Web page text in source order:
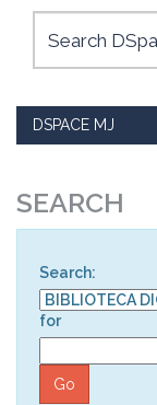
DSPACE MJ
SEARCH
Search:
for